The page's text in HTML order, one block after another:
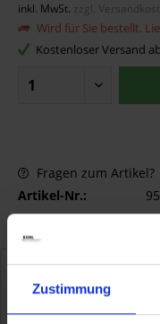
Zustimmung
inkl. MwSt. zzgl.
Wird für Sie bestellt.
Kostenloser Versand
Fragen zum Artikel?
Artikel-Nr.:
OptiMate/